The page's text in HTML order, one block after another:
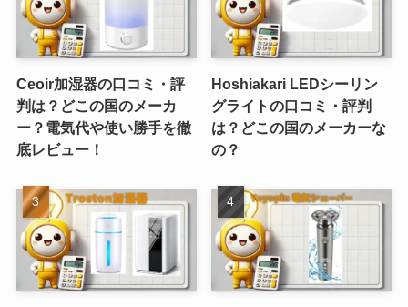
Ceoir加湿器の口コミ・評
判は？どこの国のメーカ
ー？電気代や使い勝手を徹
底レビュー！
Hoshiakari LEDシーリン
グライトの口コミ・評判
は？どこの国のメーカーな
の？